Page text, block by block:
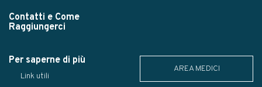
Contatti e Come
Raggiungerci
Per saperne di più
Link utili
AREA MEDICI